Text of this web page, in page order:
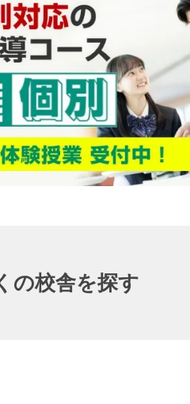
の校舎を探す